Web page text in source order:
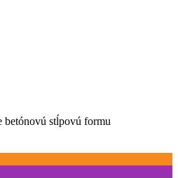
betónovú stĺpovú formu